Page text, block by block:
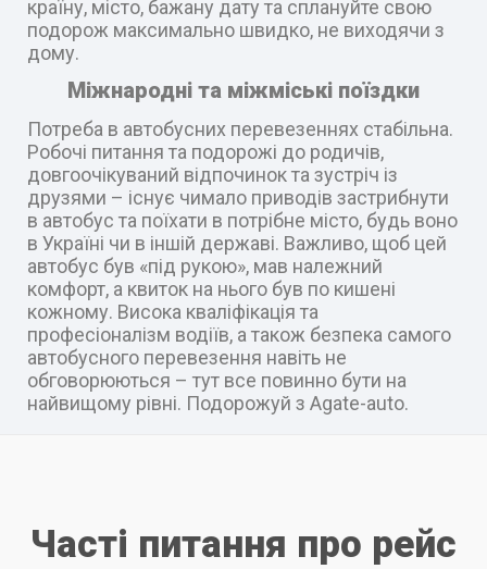
країну, місто, бажану дату та сплануйте свою
подорож максимально швидко, не виходячи з
дому.
Міжнародні та міжміські поїздки
Потреба в автобусних перевезеннях стабільна.
Робочі питання та подорожі до родичів,
довгоочікуваний відпочинок та зустріч із
друзями – існує чимало приводів застрибнути
в автобус та поїхати в потрібне місто, будь воно
в Україні чи в іншій державі. Важливо, щоб цей
автобус був «під рукою», мав належний
комфорт, а квиток на нього був по кишені
кожному. Висока кваліфікація та
професіоналізм водіїв, а також безпека самого
автобусного перевезення навіть не
обговорюються – тут все повинно бути на
найвищому рівні. Подорожуй з Agate-auto.
Часті питання про рейс